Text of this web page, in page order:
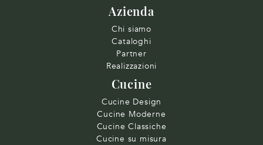
Azienda
Chi siamo
Cataloghi
Partner
Realizzazioni
Cucine
Cucine Design
Cucine Moderne
Cucine Classiche
Cucine su misura